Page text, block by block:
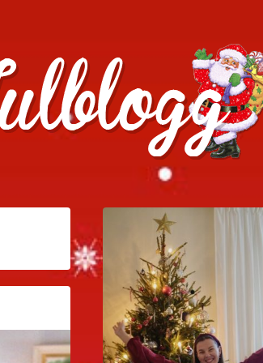
, julpyssel och julrecept!